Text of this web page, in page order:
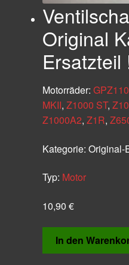
Original
Ersatzteil
Motorräder:
MKII, Z1000 ST,
Z1000A2, Z1R,
Kategorie: Original-
Typ: Motor
10,90 €
In den